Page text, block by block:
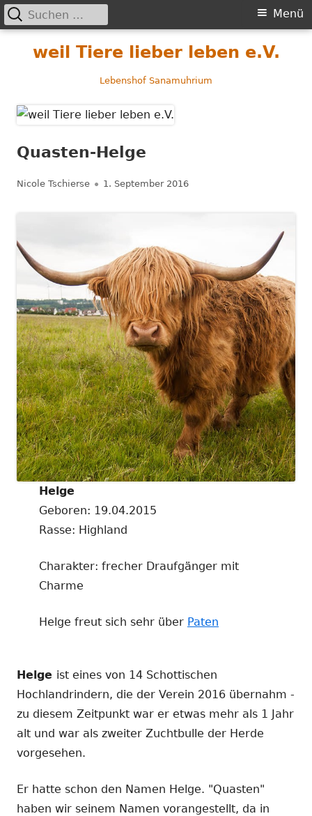
weil Tiere lieber leben e.V.
Lebenshof Sanamuhrium
Primäres
Menü
Menü
Suchen
nach:
Quasten-Helge
Autor
Nicole Tschierse Veröffentlicht
1. September 2016
Helge
Geboren: 19.04.2015
Rasse: Highland
Charakter: frecher Draufgänger mit
Charme
Helge freut sich sehr über Paten
Helge ist eines von 14 Schottischen
Hochlandrindern, die der Verein 2016 übernahm -
zu diesem Zeitpunkt war er etwas mehr als 1 Jahr
alt und war als zweiter Zuchtbulle der Herde
vorgesehen.
Er hatte schon den Namen Helge. "Quasten"
haben wir seinem Namen vorangestellt, da in